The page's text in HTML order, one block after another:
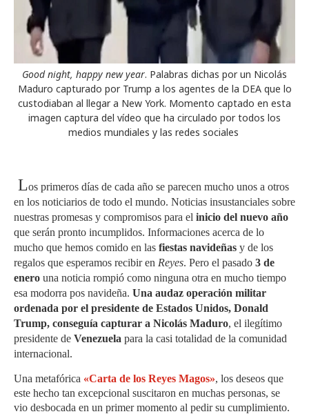
Good night, happy new year. Palabras dichas por un Nicolás
Maduro capturado por Trump a los agentes de la DEA que lo
custodiaban al llegar a New York. Momento captado en esta
imagen captura del vídeo que ha circulado por todos los
medios mundiales y las redes sociales
Los primeros días de cada año se parecen mucho unos a otros
en los noticiarios de todo el mundo. Noticias insustanciales sobre
nuestras promesas y compromisos para el inicio del nuevo año
que serán pronto incumplidos. Informaciones acerca de lo
mucho que hemos comido en las fiestas navideñas y de los
regalos que esperamos recibir en Reyes. Pero el pasado 3 de
enero una noticia rompió como ninguna otra en mucho tiempo
esa modorra pos navideña. Una audaz operación militar
ordenada por el presidente de Estados Unidos, Donald
Trump, conseguía capturar a Nicolás Maduro, el ilegítimo
presidente de Venezuela para la casi totalidad de la comunidad
internacional.
Una metafórica «Carta de los Reyes Magos», los deseos que
este hecho tan excepcional suscitaron en muchas personas, se
vio desbocada en un primer momento al pedir su cumplimiento.